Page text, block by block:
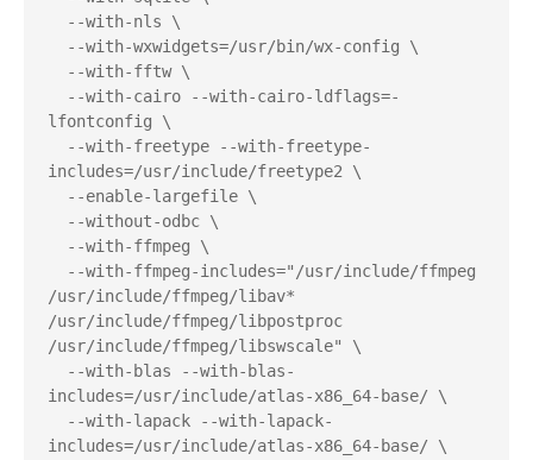
lfontconfig \
includes=/usr/include/freetype2 \
/usr/include/ffmpeg/libav*
/usr/include/ffmpeg/libpostproc
/usr/include/ffmpeg/libswscale" \
includes=/usr/include/atlas-x86_64-base/ \
includes=/usr/include/atlas-x86_64-base/ \